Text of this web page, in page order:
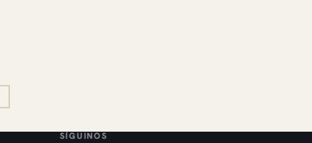
SÍGUINOS